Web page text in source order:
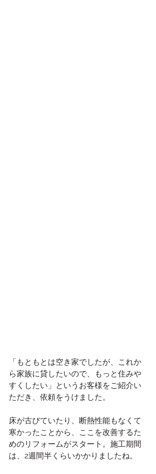
「もともとは空き家でしたが、これか
ら家族に貸したいので、もっと住みや
すくしたい」というお客様をご紹介い
ただき、依頼をうけました。
床が古びていたり、断熱性能もなくて
寒かったことから、ここを改善するた
めのリフォームがスタート。施工期間
は、2週間半くらいかかりましたね。